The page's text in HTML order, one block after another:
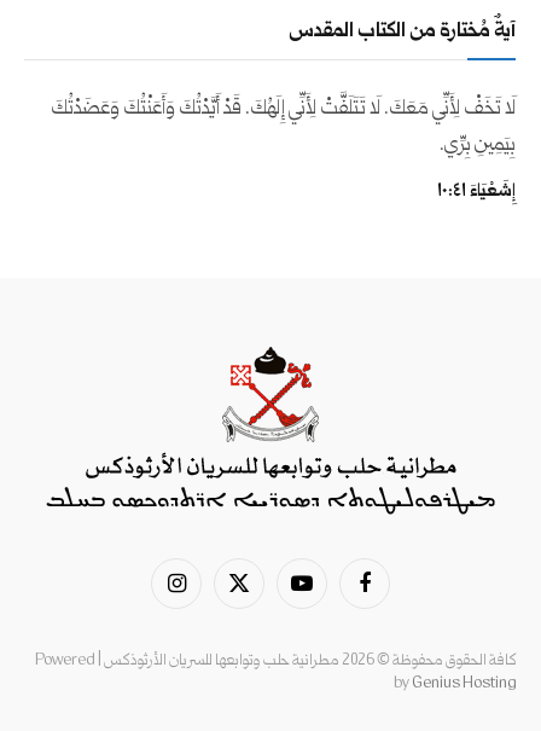
آيةٌ مُختارة من الكتاب المقدس
لَا تَخَفْ لِأَنِّي مَعَكَ. لَا تَتَلَفَّتْ لِأَنِّي إِلَهُكَ. قَدْ أَيَّدْتُكَ وَأَعَنْتُكَ وَعَضَدْتُكَ
بِيَمِينِ بِرِّي.
إِشَعْيَاءَ ٤١:‏١٠
فيسبوك يوتيوب
X
الانستغرام
كافة الحقوق محفوظة © 2026 مطرانية حلب وتوابعها للسريان الأرثوذكس | Powered
byGenius Hosting